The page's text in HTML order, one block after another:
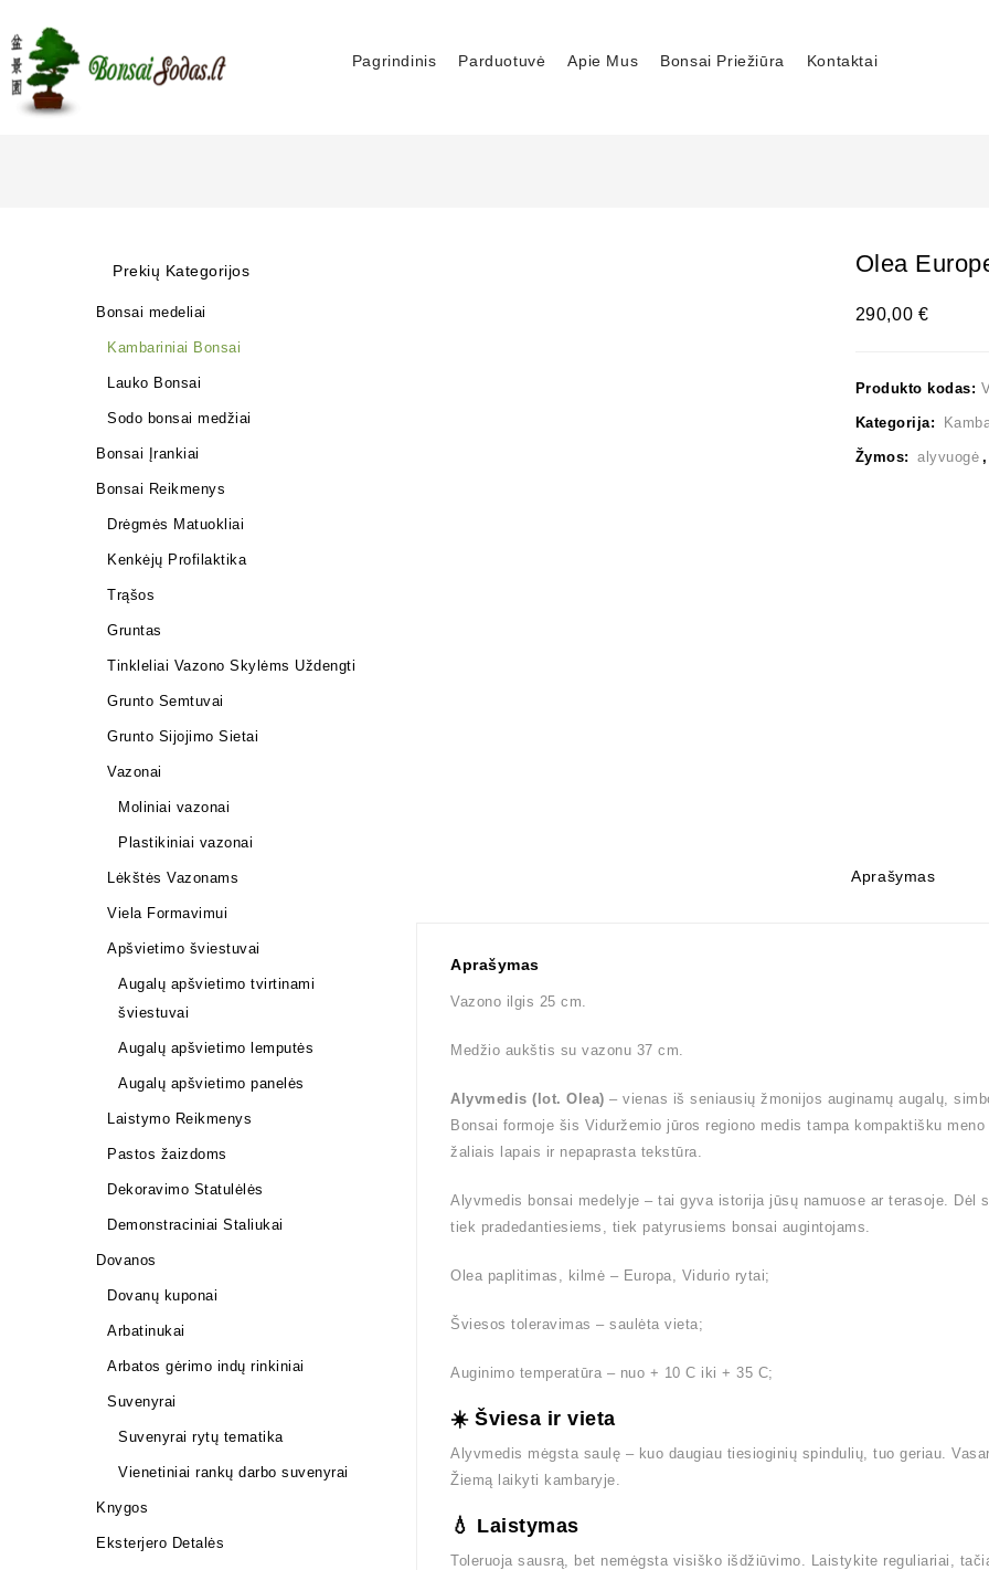
Pagrindinis Parduotuvė Apie Mus Bonsai Priežiūra Kontaktai
Olea
290,00 €
Produkto kodas:
Kategorija:
Žymos: alyvuogė
Aprašymas
Aprašymas
Vazono ilgis 25 cm.
Medžio aukštis su vazonu 37 cm.
Alyvmedis (lot. Olea) – vienas iš seniausių žmonijos auginamų augalų,
Bonsai formoje šis Viduržemio jūros regiono medis tampa kompaktišku
žaliais lapais ir nepaprasta tekstūra.
Alyvmedis bonsai medelyje – tai gyva istorija jūsų namuose ar terasoje.
tiek pradedantiesiems, tiek patyrusiems bonsai augintojams.
Olea paplitimas, kilmė – Europa, Vidurio rytai;
Šviesos toleravimas – saulėta vieta;
Auginimo temperatūra – nuo + 10 C iki + 35 C;
☀️ Šviesa ir vieta
Alyvmedis mėgsta saulę – kuo daugiau tiesioginių spindulių, tuo geriau.
Žiemą laikyti kambaryje.
💧 Laistymas
Toleruoja sausrą, bet nemėgsta visiško išdžiūvimo. Laistykite reguliariai,
Prekių Kategorijos
Bonsai medeliai
Kambariniai Bonsai
Lauko Bonsai
Sodo bonsai medžiai
Bonsai Įrankiai
Bonsai Reikmenys
Drėgmės Matuokliai
Kenkėjų Profilaktika
Trąšos
Gruntas
Tinkleliai Vazono Skylėms Uždengti
Grunto Semtuvai
Grunto Sijojimo Sietai
Vazonai
Moliniai vazonai
Plastikiniai vazonai
Lėkštės Vazonams
Viela Formavimui
Apšvietimo šviestuvai
Augalų apšvietimo tvirtinami
šviestuvai
Augalų apšvietimo lemputės
Augalų apšvietimo panelės
Laistymo Reikmenys
Pastos žaizdoms
Dekoravimo Statulėlės
Demonstraciniai Staliukai
Dovanos
Dovanų kuponai
Arbatinukai
Arbatos gėrimo indų rinkiniai
Suvenyrai
Suvenyrai rytų tematika
Vienetiniai rankų darbo suvenyrai
Knygos
Eksterjero Detalės